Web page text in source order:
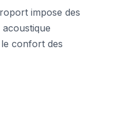
impose des
confort des